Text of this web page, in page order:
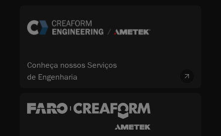
Conheça nossos Serviços
de Engenharia